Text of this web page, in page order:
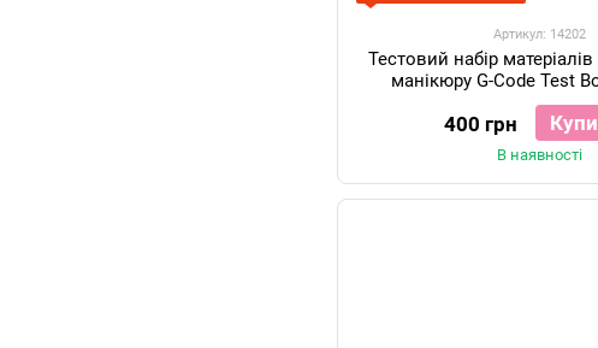
Артикул: 14202
Тестовий набір
манікюру G-Code Test
400 грн
В наявності